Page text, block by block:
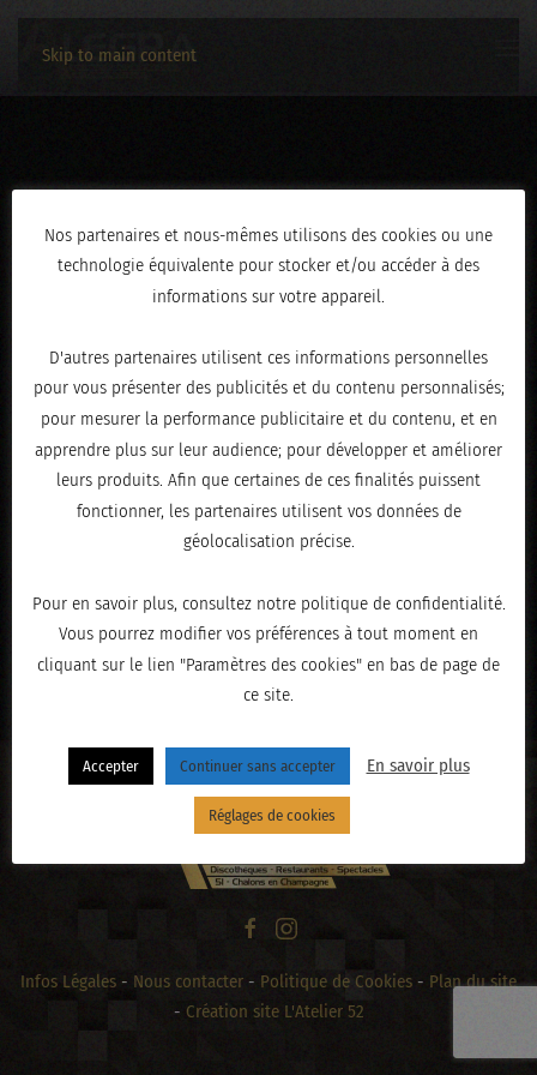
Skip to main content
IMG_1974
ÉCRIT LEAVRIL 30, 2026 .
« PRÉCÉDENT
Infos Légales - Nous contacter - Politique de Cookies - Plan du site
- Création site L'Atelier 52
Nos partenaires et nous-mêmes utilisons des cookies ou une
technologie équivalente pour stocker et/ou accéder à des
informations sur votre appareil.
D'autres partenaires utilisent ces informations personnelles
pour vous présenter des publicités et du contenu personnalisés;
pour mesurer la performance publicitaire et du contenu, et en
apprendre plus sur leur audience; pour développer et améliorer
leurs produits. Afin que certaines de ces finalités puissent
fonctionner, les partenaires utilisent vos données de
géolocalisation précise.
Pour en savoir plus, consultez notre politique de confidentialité.
Vous pourrez modifier vos préférences à tout moment en
cliquant sur le lien "Paramètres des cookies" en bas de page de
ce site.
Accepter Continuer sans accepter En savoir plus
Réglages de cookies